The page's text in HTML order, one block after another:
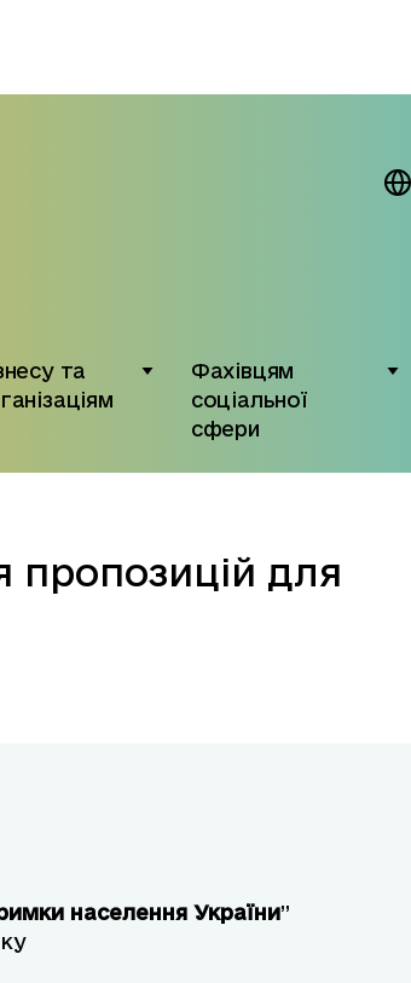
та
Фахівцям
соціальної
сфери
для
населення України”